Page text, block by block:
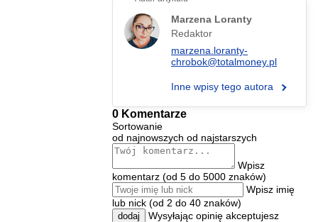
Marzena Loranty
Redaktor
marzena.loranty-
chrobok@totalmoney.pl
Inne wpisy tego autora
0 Komentarze
Sortowanie
od najnowszych od najstarszych
Wpisz
komentarz (od 5 do 5000 znaków)
Wpisz imię
lub nick (od 2 do 40 znaków)
dodaj
Wysyłając opinię akceptujesz